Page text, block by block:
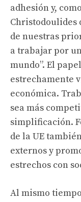
adhesión y,
Christodoulides
de nuestras
a trabajar por
mundo”. El
estrechamente
económica.
sea más
simplificación.
de la UE
externos y
estrechos con
Al mismo